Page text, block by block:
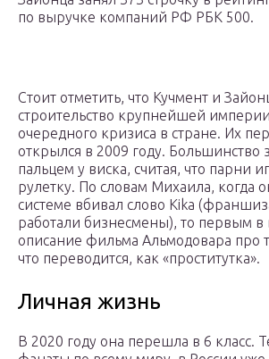
по выручке компаний РФ РБК 500.
Стоит отметить, что Кучмент и
строительство крупнейшей
очередного кризиса в стране. Их
открылся в 2009 году. Большинство
пальцем у виска, считая, что парни
рулетку. По словам Михаила, когда
системе вбивал слово Kika
работали бизнесмены), то первым в
описание фильма Альмодовара про
что переводится, как «проститутка».
Личная жизнь
В 2020 году она перешла в 6 класс.